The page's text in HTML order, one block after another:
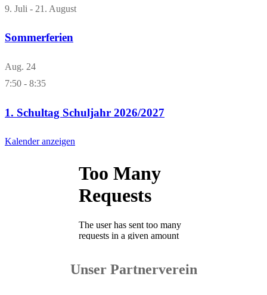
9. Juli - 21. August
Sommerferien
Aug. 24
7:50 - 8:35
1. Schultag Schuljahr 2026/2027
Kalender anzeigen
Unser Partnerverein